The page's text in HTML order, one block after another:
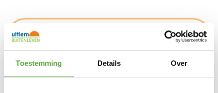
Toestemming Details Over
€5,95
30 op voorraad